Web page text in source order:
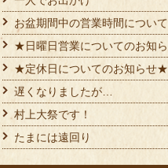
お盆期間中の営業時間について
★日曜日営業についてのお知
★定休日についてのお知らせ★
遅くなりましたが…
村上大祭です！
たまには遠回り